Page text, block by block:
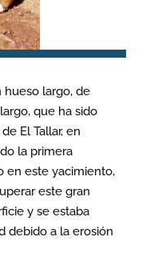
hueso largo, de
que ha sido
El Tallar, en
la primera
en este yacimiento,
este gran
y se estaba
debido a la erosión